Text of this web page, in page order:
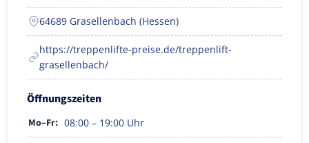
64689 Grasellenbach (Hessen)
https://treppenlifte-preise.de/treppenlift-
grasellenbach/
Öffnungszeiten
Mo–Fr: 08:00 – 19:00 Uhr